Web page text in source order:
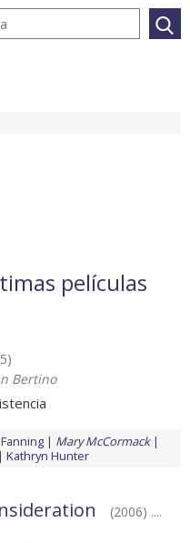
películas
Bertino
Mary McCormack
Kathryn Hunter
(2006) ....